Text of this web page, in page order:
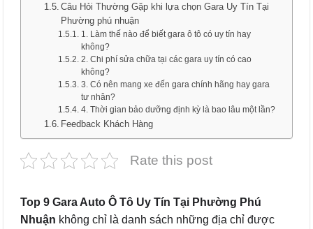
Câu Hỏi Thường Gặp khi lựa chọn Gara Uy Tín Tại
Phường phú nhuận
1. Làm thế nào để biết gara ô tô có uy tín hay
không?
2. Chi phí sửa chữa tại các gara uy tín có cao
không?
3. Có nên mang xe đến gara chính hãng hay gara
tư nhân?
4. Thời gian bảo dưỡng định kỳ là bao lâu một lần?
Feedback Khách Hàng
Rate this post
Top 9 Gara Auto Ô Tô Uy Tín Tại Phường Phú
Nhuận không chỉ là danh sách những địa chỉ được